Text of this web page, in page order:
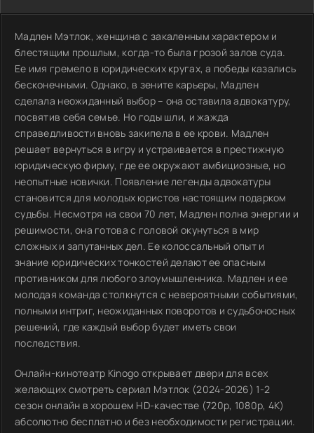
Мадлен Мэтлок, женщина с закаленным характером и
блестящим прошлым, когда-то была грозой залов суда.
Ее имя гремело в юридических кругах, а победы казались
бесконечными. Однако, в зените карьеры, Мадлен
сделала неожиданный выбор – она оставила адвокатуру,
посвятив себя семье. Но годы шли, и жажда
справедливости вновь закипела в ее крови. Мадлен
решает вернуться в игру и устраивается в престижную
юридическую фирму, где ее окружают амбициозные, но
неопытные новички. Появление легенды адвокатуры
становится для молодых юристов настоящим подарком
судьбы. Несмотря на свои 70 лет, Мадлен полна энергии и
решимости, она готова с головой окунуться в мир
сложных и запутанных дел. Ее колоссальный опыт и
знание юридических тонкостей делают ее опасным
противником для любого злоумышленника. Мадлен и ее
молодая команда столкнутся с невероятными событиями,
полными интриг, неожиданных поворотов и судьбоносных
решений, где каждый выбор будет иметь свои
последствия.
Онлайн-кинотеатр Kinogo открывает двери для всех
желающих смотреть сериал Мэтлок (2024-2026) 1-2
сезон онлайн в хорошем HD-качестве (720p, 1080p, 4K)
абсолютно бесплатно и без необходимости регистрации.